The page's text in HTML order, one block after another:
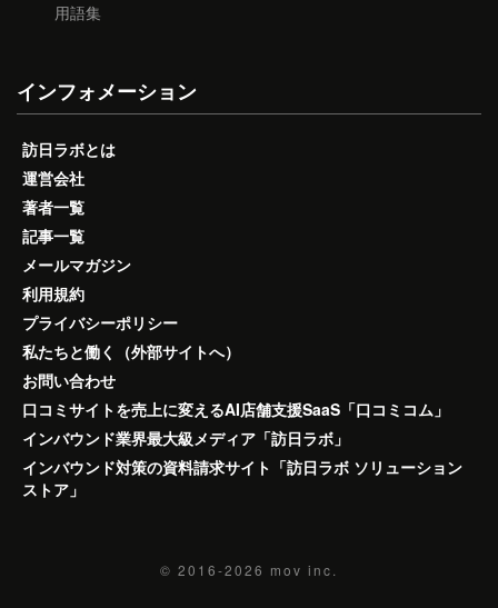
用語集
インフォメーション
訪日ラボとは
運営会社
著者一覧
記事一覧
メールマガジン
利用規約
プライバシーポリシー
私たちと働く（外部サイトへ）
お問い合わせ
口コミサイトを売上に変えるAI店舗支援SaaS「口コミコム」
インバウンド業界最大級メディア「訪日ラボ」
インバウンド対策の資料請求サイト「訪日ラボ ソリューション
ストア」
© 2016-2026 mov inc.